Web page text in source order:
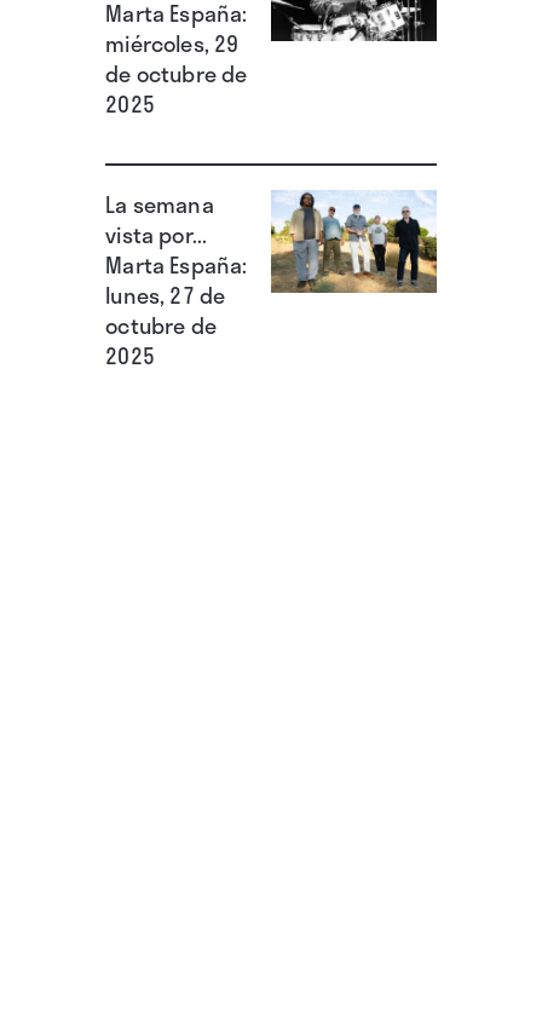
Marta España:
miércoles, 29
de octubre de
2025
La semana
vista por...
Marta España:
lunes, 27 de
octubre de
2025